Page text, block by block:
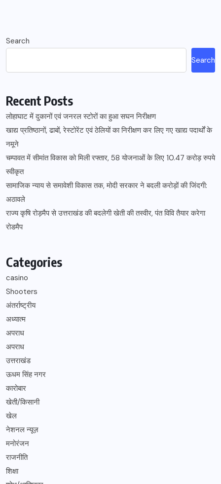
Search
Search
Recent Posts
लोहाघाट में दुकानों एवं जनरल स्टोरों का हुआ सघन निरीक्षण
खाद्य प्रतिष्ठानों, ढाबों, रेस्टोरेंट एवं ठेलियों का निरीक्षण कर लिए गए खाद्य पदार्थों के
नमूने
चम्पावत में सीमांत विकास को मिली रफ्तार, 58 योजनाओं के लिए 10.47 करोड़ रुपये
स्वीकृत
सामाजिक न्याय से समावेशी विकास तक, मोदी सरकार ने बदली करोड़ों की जिंदगी:
अठावले
राज्य कृषि रोड़मैप से उत्तराखंड की बदलेगी खेती की तस्वीर, पंत विवि तैयार करेगा
रोडमैप
Categories
casino
Shooters
अंतर्राष्ट्रीय
अध्यात्म
अपराध
अपराध
उत्तराखंड
ऊधम सिंह नगर
कारोबार
खेती/किसानी
खेल
नेशनल न्यूज़
मनोरंजन
राजनीति
शिक्षा